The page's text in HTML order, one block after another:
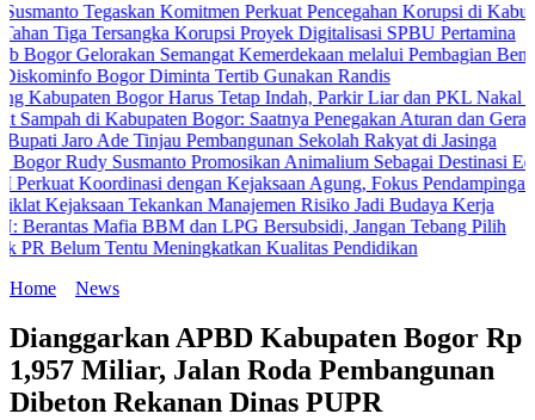
Tegaskan Komitmen Perkuat Pencegahan Korupsi di Kabupaten
Tersangka Korupsi Proyek Digitalisasi SPBU Pertamina
Semangat Kemerdekaan melalui Pembagian Bendera
Bogor Diminta Tertib Gunakan Randis
Bogor Harus Tetap Indah, Parkir Liar dan PKL Nakal Wajib
di Kabupaten Bogor: Saatnya Penegakan Aturan dan Gerakan
Ade Tinjau Pembangunan Sekolah Rakyat di Jasinga
Susmanto Promosikan Animalium Sebagai Destinasi Edukasi
dengan Kejaksaan Agung, Fokus Pendampingan Hukum
Tekankan Manajemen Risiko Jadi Budaya Kerja
Mafia BBM dan LPG Bersubsidi, Jangan Tebang Pilih
Tentu Meningkatkan Kualitas Pendidikan
Home
News
Dianggarkan APBD Kabupaten Bogor Rp
1,957 Miliar, Jalan Roda Pembangunan
Dibeton Rekanan Dinas PUPR